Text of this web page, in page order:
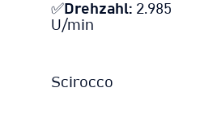
✅ Drehzahl: 2.985
U/min
Scirocco